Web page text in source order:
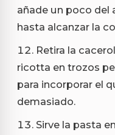
añade un poco del
hasta alcanzar la
Retira la
ricotta en trozos
para incorporar el
demasiado.
Sirve la pasta